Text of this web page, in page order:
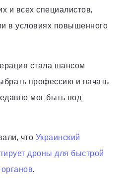
и всех специалистов,
в условиях повышенного
стала шансом
профессию и начать
мог быть под
что Украинский
дроны для быстрой
.